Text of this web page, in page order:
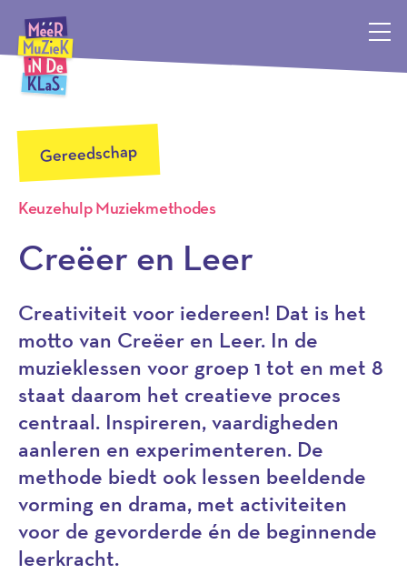
Méér Muziek in de Klas, terug naar de homepagina
Gereedschap
Keuzehulp Muziekmethodes
Creëer en Leer
Creativiteit voor iedereen! Dat is het
motto van Creëer en Leer. In de
muzieklessen voor groep 1 tot en met 8
staat daarom het creatieve proces
centraal. Inspireren, vaardigheden
aanleren en experimenteren. De
methode biedt ook lessen beeldende
vorming en drama, met activiteiten
voor de gevorderde én de beginnende
leerkracht.